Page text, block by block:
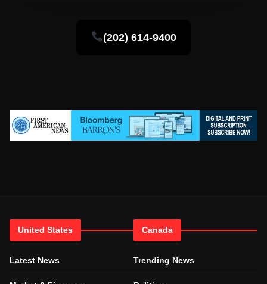
(202) 614-9400
United States
Latest News
Canada
Trending News